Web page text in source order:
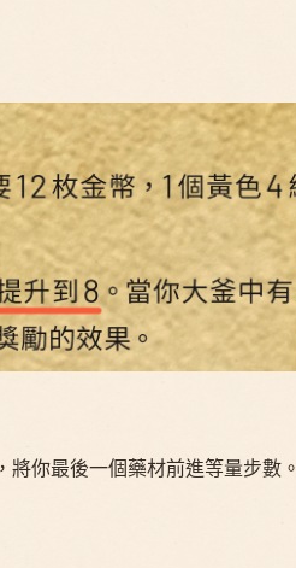
你最後一個藥材前進等量步數。